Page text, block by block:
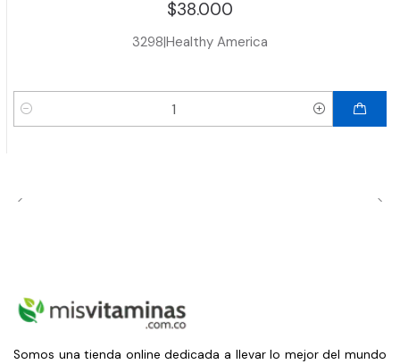
$38.000
3298|Healthy America
Cantidad
Somos una tienda online dedicada a llevar lo mejor del mundo